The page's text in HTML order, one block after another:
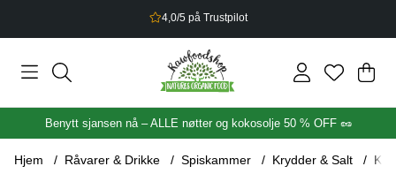
2,5% bonus på alt du handler
.
Benytt sjansen nå – ALLE nøtter og kokosolje 50 % OFF 🥜
Hjem Råvarer & Drikke Spiskammer Krydder & Salt